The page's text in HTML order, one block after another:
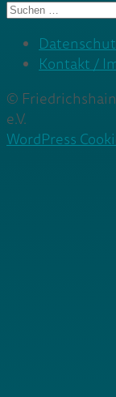
Suche
Kontakt /
©
e.V.
WordPress